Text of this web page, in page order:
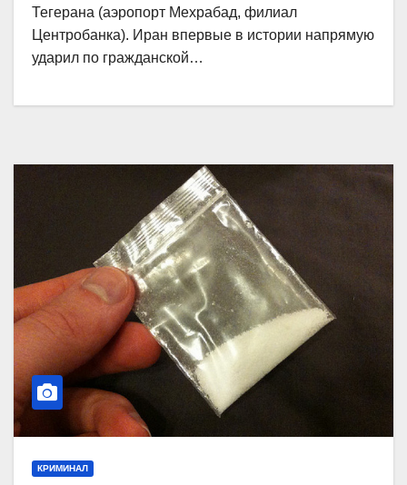
Тегерана (аэропорт Мехрабад, филиал
Центробанка). Иран впервые в истории напрямую
ударил по гражданской…
КРИМИНАЛ